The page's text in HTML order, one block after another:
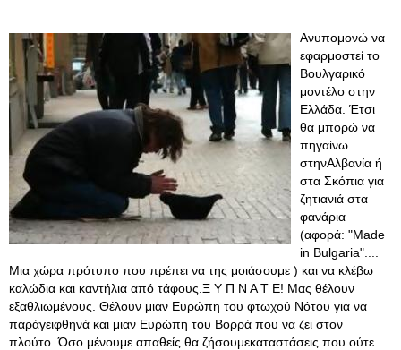
Ανυπομονώ να
εφαρμοστεί το
Βουλγαρικό
μοντέλο στην
Ελλάδα. Έτσι
θα μπορώ να
πηγαίνω
στηνΑλβανία ή
στα Σκόπια για
ζητιανιά στα
φανάρια
(αφορά: "Made
in Bulgaria"....
Μια χώρα πρότυπο που πρέπει να της μοιάσουμε ) και να κλέβω
καλώδια και καντήλια από τάφους.Ξ Υ Π Ν Α Τ Ε! Μας θέλουν
εξαθλιωμένους. Θέλουν μιαν Ευρώπη του φτωχού Νότου για να
παράγειφθηνά και μιαν Ευρώπη του Βορρά που να ζει στον
πλούτο. Όσο μένουμε απαθείς θα ζήσουμεκαταστάσεις που ούτε